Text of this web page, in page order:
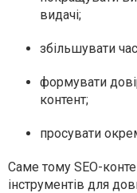
видачі;
збільшувати
формувати
контент;
просувати
Саме тому SEO-
інструментів для